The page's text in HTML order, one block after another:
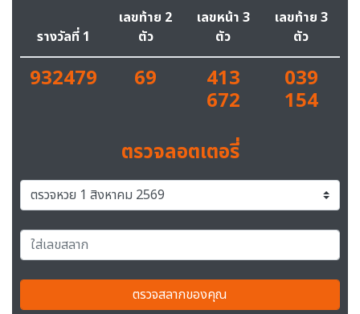
รางวัลที่ 1
เลขท้าย 2
ตัว
เลขหน้า 3
ตัว
เลขท้าย 3
ตัว
932479 69 413
672
039
154
ตรวจลอตเตอรี่
ตรวจสลากของคุณ